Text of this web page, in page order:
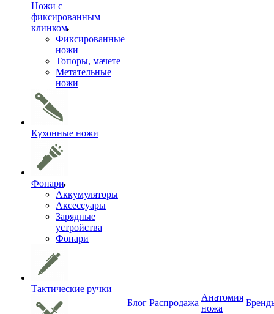
Ножи с
фиксированным
клинком
Фиксированные
ножи
Топоры, мачете
Метательные
ножи
Кухонные ножи
Фонари
Аккумуляторы
Аксессуары
Зарядные
устройства
Фонари
Тактические ручки
Блог Распродажа
Анатомия
ножа